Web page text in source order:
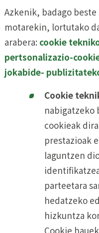
Azkenik, badago
motarekin, lortutako
arabera: cookie
pertsonalizazio-
jokabide-
Cookie
nabigatzeko
cookieak
prestazioak
laguntzen
parteetara
hedatzeko
hizkuntza
Cookie